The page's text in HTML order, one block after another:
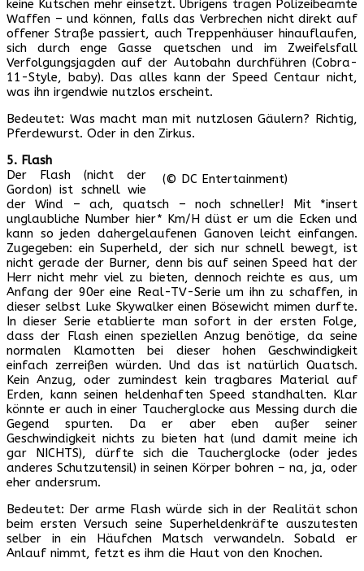
keine Kutschen mehr einsetzt. Übrigens tragen Polizeibeamte
Waffen – und können, falls das Verbrechen nicht direkt auf
offener Straße passiert, auch Treppenhäuser hinauflaufen,
sich durch enge Gasse quetschen und im Zweifelsfall
Verfolgungsjagden auf der Autobahn durchführen (Cobra-
11-Style, baby). Das alles kann der Speed Centaur nicht,
was ihn irgendwie nutzlos erscheint.
Bedeutet: Was macht man mit nutzlosen Gäulern? Richtig,
Pferdewurst. Oder in den Zirkus.
(© DC Entertainment)
5. Flash
Der Flash (nicht der
Gordon) ist schnell wie
der Wind – ach, quatsch – noch schneller! Mit *insert
unglaubliche Number hier* Km/H düst er um die Ecken und
kann so jeden dahergelaufenen Ganoven leicht einfangen.
Zugegeben: ein Superheld, der sich nur schnell bewegt, ist
nicht gerade der Burner, denn bis auf seinen Speed hat der
Herr nicht mehr viel zu bieten, dennoch reichte es aus, um
Anfang der 90er eine Real-TV-Serie um ihn zu schaffen, in
dieser selbst Luke Skywalker einen Bösewicht mimen durfte.
In dieser Serie etablierte man sofort in der ersten Folge,
dass der Flash einen speziellen Anzug benötige, da seine
normalen Klamotten bei dieser hohen Geschwindigkeit
einfach zerreißen würden. Und das ist natürlich Quatsch.
Kein Anzug, oder zumindest kein tragbares Material auf
Erden, kann seinen heldenhaften Speed standhalten. Klar
könnte er auch in einer Taucherglocke aus Messing durch die
Gegend spurten. Da er aber eben außer seiner
Geschwindigkeit nichts zu bieten hat (und damit meine ich
gar NICHTS), dürfte sich die Taucherglocke (oder jedes
anderes Schutzutensil) in seinen Körper bohren – na, ja, oder
eher andersrum.
Bedeutet: Der arme Flash würde sich in der Realität schon
beim ersten Versuch seine Superheldenkräfte auszutesten
selber in ein Häufchen Matsch verwandeln. Sobald er
Anlauf nimmt, fetzt es ihm die Haut von den Knochen.